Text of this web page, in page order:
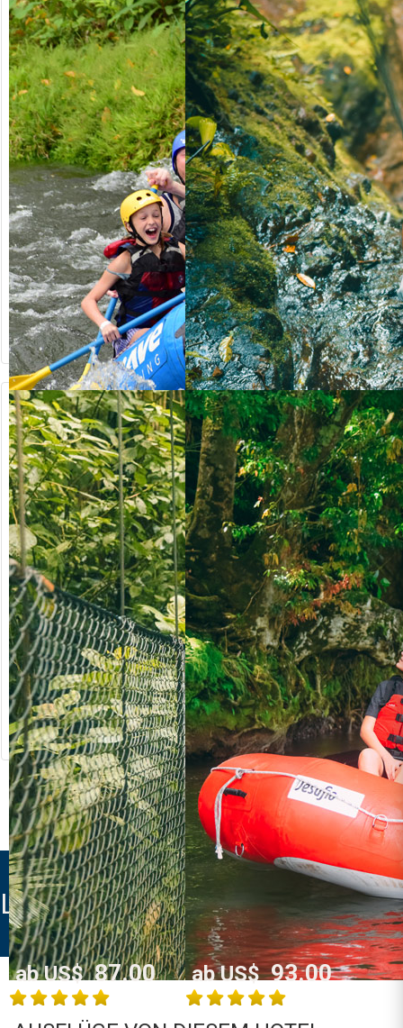
ab US$90.50
RIVER RAFTING
Costa Rica
La Fortuna /
Arenal
MEHR INFO
ab US$
123.00
LOST CANYON
Costa Rica
La Fortuna /
Arenal
MEHR INFO
ab US$87.00 ab US$93.00
LAS COLINAS HOTEL